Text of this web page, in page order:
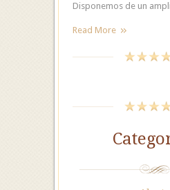
Disponemos de un
Read More